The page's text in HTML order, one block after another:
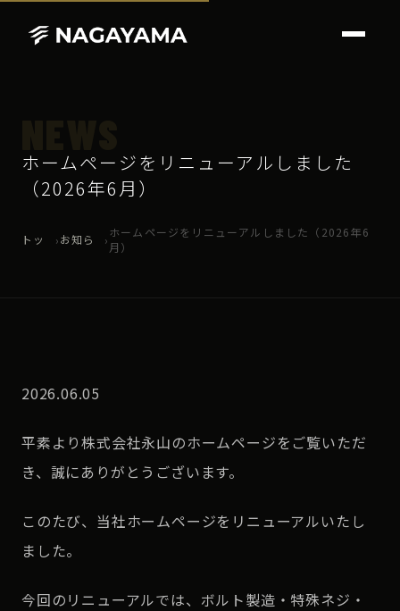
ホームページをリニューアルしました
（2026年6月）
トッ
›お知ら
›ホームページをリニューアルしました（2026年6
月）
2026.06.05
平素より株式会社永山のホームページをご覧いただ
き、誠にありがとうございます。
このたび、当社ホームページをリニューアルいたし
ました。
今回のリニューアルでは、ボルト製造・特殊ネジ・